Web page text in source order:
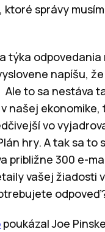
správy
týka odpovedania
napíšu,
to sa nestáva
našej
vo
hry. A tak sa to
približne 300 e-
vašej žiadosti
poukázal Joe